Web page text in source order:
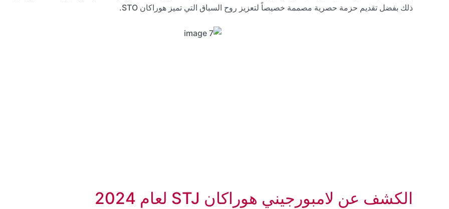
ذلك بفضل تقديم حزمة حصرية مصممة خصيصاً لتعزيز روح السباق التي تميز هوراكان STO.
الكشف عن لامبورجيني هوراكان STJ لعام 2024